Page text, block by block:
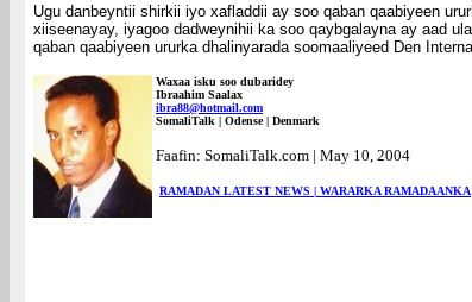
Ugu danbeyntii shirkii iyo xafladdii ay soo qaban qaabiyeen
xiiseenayay, iyagoo dadweynihii ka soo qaybgalayna ay aad
qaban qaabiyeen ururka dhalinyarada soomaaliyeed Den
Waxaa isku soo dubaridey
Ibraahim Saalax
ibra88@hotmail.com
SomaliTalk | Odense | Denmark
Faafin: SomaliTalk.com | May 10, 2004
RAMADAN LATEST NEWS | WARARKA RAMADAANKA